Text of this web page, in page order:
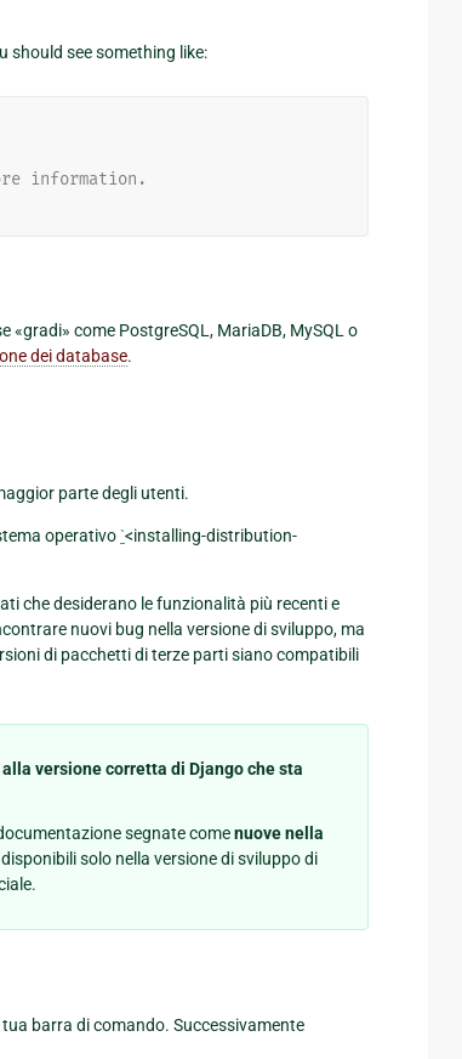
should see something like:
information.
come PostgreSQL, MariaDB, MySQL o
dei database.
parte degli utenti.
operativo`<installing-distribution-
che desiderano le funzionalità più recenti e
nuovi bug nella versione di sviluppo, ma
di pacchetti di terze parti siano compatibili
versione corretta di Django che sta
segnate comenuove nella
solo nella versione di sviluppo di
barra di comando. Successivamente